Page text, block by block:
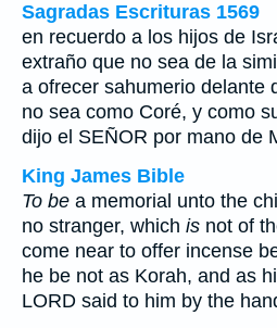
Sagradas Escrituras 1569
en recuerdo a los hijos de
extraño que no sea de la
a ofrecer sahumerio delante
no sea como Coré, y como
dijo el SEÑOR por mano de
King James Bible
To be a memorial unto the
no stranger, which is not of
come near to offer incense
he be not as Korah, and as
LORD said to him by the